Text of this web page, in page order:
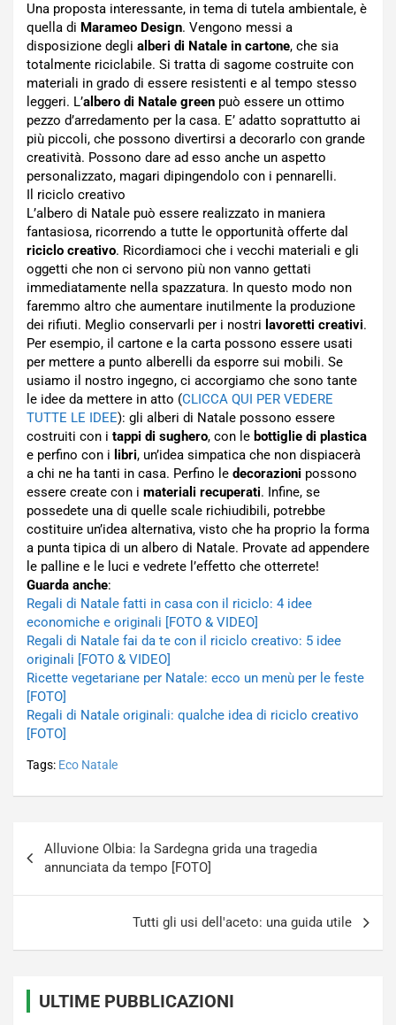
Una proposta interessante, in tema di tutela ambientale, è
quella di Marameo Design. Vengono messi a
disposizione degli alberi di Natale in cartone, che sia
totalmente riciclabile. Si tratta di sagome costruite con
materiali in grado di essere resistenti e al tempo stesso
leggeri. L’albero di Natale green può essere un ottimo
pezzo d’arredamento per la casa. E’ adatto soprattutto ai
più piccoli, che possono divertirsi a decorarlo con grande
creatività. Possono dare ad esso anche un aspetto
personalizzato, magari dipingendolo con i pennarelli.
Il riciclo creativo
L’albero di Natale può essere realizzato in maniera
fantasiosa, ricorrendo a tutte le opportunità offerte dal
riciclo creativo. Ricordiamoci che i vecchi materiali e gli
oggetti che non ci servono più non vanno gettati
immediatamente nella spazzatura. In questo modo non
faremmo altro che aumentare inutilmente la produzione
dei rifiuti. Meglio conservarli per i nostri lavoretti creativi.
Per esempio, il cartone e la carta possono essere usati
per mettere a punto alberelli da esporre sui mobili. Se
usiamo il nostro ingegno, ci accorgiamo che sono tante
le idee da mettere in atto (CLICCA QUI PER VEDERE
TUTTE LE IDEE): gli alberi di Natale possono essere
costruiti con i tappi di sughero, con le bottiglie di plastica
e perfino con i libri, un’idea simpatica che non dispiacerà
a chi ne ha tanti in casa. Perfino le decorazioni possono
essere create con i materiali recuperati. Infine, se
possedete una di quelle scale richiudibili, potrebbe
costituire un’idea alternativa, visto che ha proprio la forma
a punta tipica di un albero di Natale. Provate ad appendere
le palline e le luci e vedrete l’effetto che otterrete!
Guarda anche:
Regali di Natale fatti in casa con il riciclo: 4 idee
economiche e originali [FOTO & VIDEO]
Regali di Natale fai da te con il riciclo creativo: 5 idee
originali [FOTO & VIDEO]
Ricette vegetariane per Natale: ecco un menù per le feste
[FOTO]
Regali di Natale originali: qualche idea di riciclo creativo
[FOTO]
Tags: Eco Natale
articoli
Alluvione Olbia: la Sardegna grida una tragedia
annunciata da tempo [FOTO]
Tutti gli usi dell'aceto: una guida utile
ULTIME PUBBLICAZIONI